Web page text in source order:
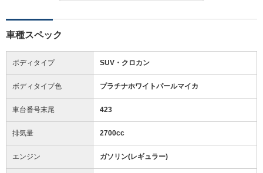
車種スペック
ボディタイプ SUV・クロカン
ボディタイプ色 プラチナホワイトパールマイカ
車台番号末尾 423
排気量 2700cc
エンジン ガソリン(レギュラー)